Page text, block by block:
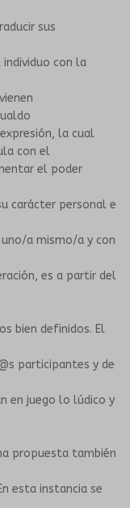
sus
con la
la cual
con el
el poder
carácter personal e
a mismo/a y con
es a partir del
bien definidos. El
participantes y de
en juego lo lúdico y
propuesta también
esta instancia se